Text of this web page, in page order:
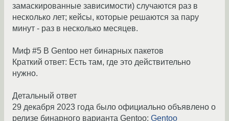
замаскированные зависимости) случаются раз в
несколько лет; кейсы, которые решаются за пару
минут - раз в несколько месяцев.
Миф #5 В Gentoo нет бинарных пакетов
Краткий ответ: Есть там, где это действительно
нужно.
Детальный ответ
29 декабря 2023 года было официально объявлено о
релизе бинарного варианта Gentoo: Gentoo